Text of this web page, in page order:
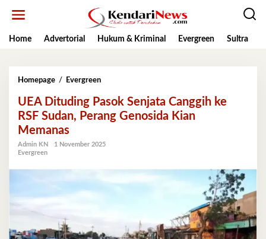
Home
Advertorial Hukum & Kriminal Evergreen Sultra
Homepage / EvergreenUEA
Pasok
Senjata
Canggih
RSF
UEA Dituding Pasok Senjata Canggih ke
RSF Sudan, Perang Genosida Kian
Memanas
Admin KN
1 November 2025
Evergreen